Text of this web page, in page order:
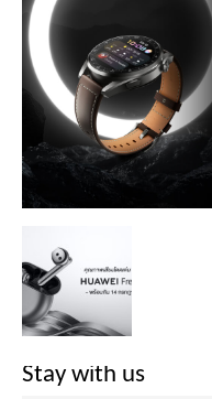
Stay with us